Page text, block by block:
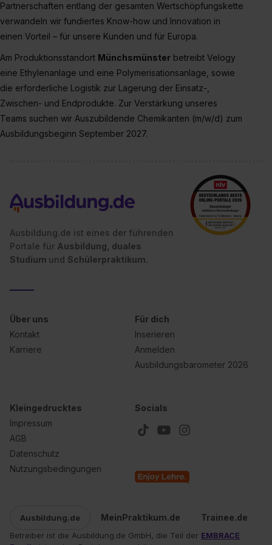
Auswahl über die Checkboxen und klick auf „Auswahl
erlauben“. Die Einwilligung zur Platzierung von Cookies
der Kategorien „Präferenzen“, „Statistiken“ und „Social
zur Übermittlung deiner Daten in die USA (Art. 49 Abs. 1
S. 1 lit. a) DS-GVO). Die USA verfügen über kein
angemessenes Datenschutzniveau (EuGH – Schrems
II). Du kannst die von dir erteilte Einwilligung jederzeit mit
Wirkung für die Zukunft ganz oder teilweise über unsere
Datenschutzerklärung unter dem Punkt „Datenschutz-
Datenschutzerklärung
Impressum
Partnerschaften entlang der gesamten Wertschöpfungskette
verwandeln wir fundiertes Know-how und Innovation in
einen Vorteil – für unsere Kunden und für Europa.
Am Produktionsstandort Münchsmünster betreibt Velogy
eine Ethylenanlage und eine Polymerisationsanlage, sowie
die erforderliche Logistik zur Lagerung der Einsatz-,
Zwischen- und Endprodukte. Zur Verstärkung unseres
Teams suchen wir Auszubildende Chemikanten (m/w/d) zum
Ausbildungsbeginn September 2027.
Ausbildung.de ist eines der führenden
Portale für Ausbildung, duales
Studium und Schülerpraktikum.
Über uns
Kontakt
Karriere
Für dich
Inserieren
Anmelden
Ausbildungsbarometer 2026
Kleingedrucktes
Impressum
AGB
Datenschutz
Nutzungsbedingungen
Socials
Ausbildung.de MeinPraktikum.de Trainee.de
Betreiber ist die Ausbildung.de GmbH, die Teil der EMBRACE